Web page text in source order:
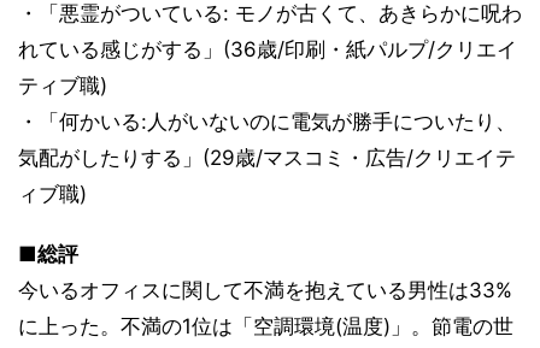
・「悪霊がついている: モノが古くて、あきらかに呪わ
れている感じがする」(36歳/印刷・紙パルプ/クリエイ
ティブ職)
・「何かいる:人がいないのに電気が勝手についたり、
気配がしたりする」(29歳/マスコミ・広告/クリエイテ
ィブ職)
■総評
今いるオフィスに関して不満を抱えている男性は33%
に上った。不満の1位は「空調環境(温度)」。節電の世